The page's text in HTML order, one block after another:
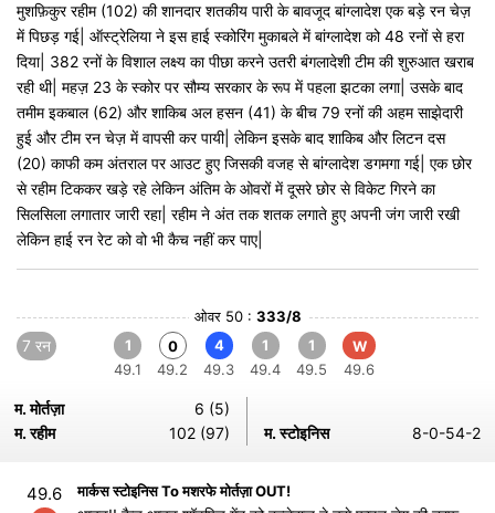
मुशफ़िकुर रहीम (102) की शानदार शतकीय पारी के बावजूद बांग्लादेश एक बड़े रन चेज़
में पिछड़ गई| ऑस्ट्रेलिया ने इस हाई स्कोरिंग मुकाबले में बांग्लादेश को 48 रनों से हरा
दिया| 382 रनों के विशाल लक्ष्य का पीछा करने उतरी बंगलादेशी टीम की शुरुआत खराब
रही थी| महज़ 23 के स्कोर पर सौम्य सरकार के रूप में पहला झटका लगा| उसके बाद
तमीम इकबाल (62) और शाकिब अल हसन (41) के बीच 79 रनों की अहम साझेदारी
हुई और टीम रन चेज़ में वापसी कर पायी| लेकिन इसके बाद शाकिब और लिटन दस
(20) काफी कम अंतराल पर आउट हुए जिसकी वजह से बांग्लादेश डगमगा गई| एक छोर
से रहीम टिककर खड़े रहे लेकिन अंतिम के ओवरों में दूसरे छोर से विकेट गिरने का
सिलसिला लगातार जारी रहा| रहीम ने अंत तक शतक लगाते हुए अपनी जंग जारी रखी
लेकिन हाई रन रेट को वो भी कैच नहीं कर पाए|
ओवर 50 : 333/8
7 रन
1
49.1
0
49.2
4
49.3
1
49.4
1
49.5
W
49.6
म. मोर्तज़ा
6 (5)
म. रहीम
102 (97) म. स्टोइनिस 8-0-54-2
49.6 मार्कस स्टोइनिस To मशरफे मोर्तज़ा OUT!